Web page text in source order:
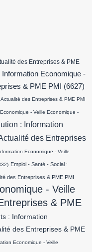
des Entreprises & PME
Economique -
& PME PMI
(6627)
des Entreprises & PME PMI
- Veille Economique -
: Information
des Entreprises
Economique - Veille
Emploi - Santé - Social :
des Entreprises & PME PMI
- Veille
& PME
: Information
des Entreprises & PME
Economique - Veille